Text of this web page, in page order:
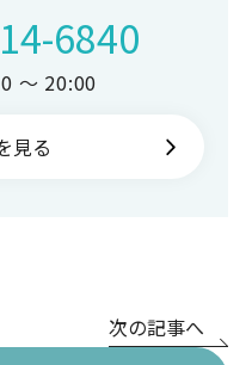
6840
～ 20:00
見る
次の記事へ